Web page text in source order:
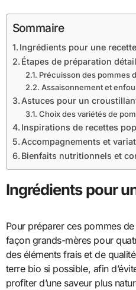
Sommaire
Ingrédients pour une
Étapes de préparation
Précuisson des pommes
Assaisonnement et
Astuces pour un
Choix des variétés de
Inspirations de recettes
Accompagnements et
Bienfaits nutritionnels et
Ingrédients pour
Pour préparer ces pommes
façon grands-mères pour
des éléments frais et de
terre bio si possible, afin
profiter d’une saveur plus